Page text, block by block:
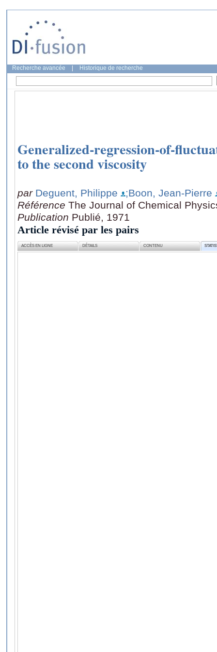
Recherche avancée Historique de recherche
Generalized-regression-of-
to the second viscosity
par Deguent, Philippe
;Boon, Jean-Pierre
Référence The Journal of Chemical
Publication Publié, 1971
Article révisé par les pairs
ACCÈS EN LIGNE DÉTAILS CONTENU